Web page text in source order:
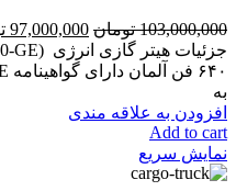
103,000,000 تومان 97,000,000
به
افزودن به علاقه مندی
Add to cart
نمایش سریع